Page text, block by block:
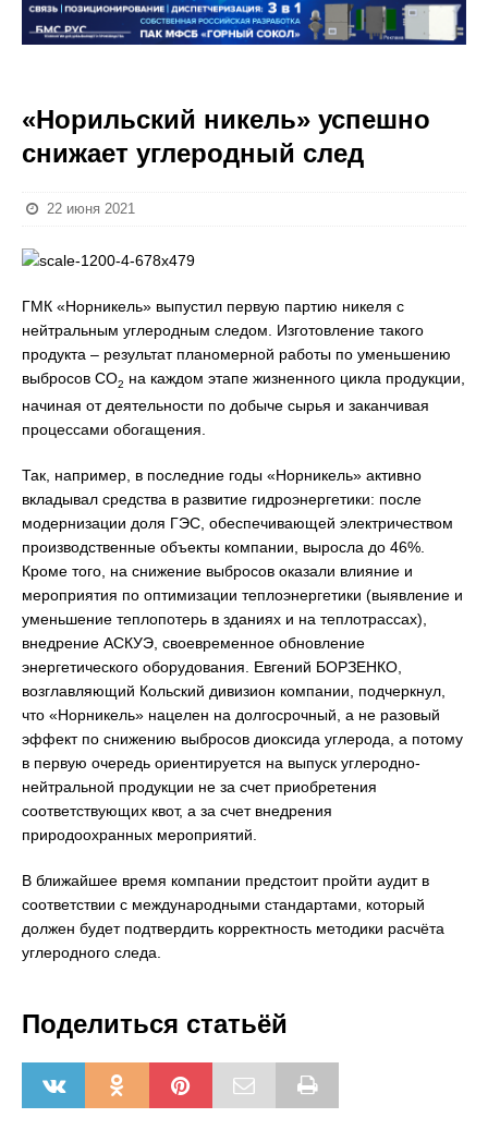
«Норильский никель» успешно
снижает углеродный след
22 июня 2021
ГМК «Норникель» выпустил первую партию никеля с
нейтральным углеродным следом. Изготовление такого
продукта – результат планомерной работы по уменьшению
выбросов CO2 на каждом этапе жизненного цикла продукции,
начиная от деятельности по добыче сырья и заканчивая
процессами обогащения.
Так, например, в последние годы «Норникель» активно
вкладывал средства в развитие гидроэнергетики: после
модернизации доля ГЭС, обеспечивающей электричеством
производственные объекты компании, выросла до 46%.
Кроме того, на снижение выбросов оказали влияние и
мероприятия по оптимизации теплоэнергетики (выявление и
уменьшение теплопотерь в зданиях и на теплотрассах),
внедрение АСКУЭ, своевременное обновление
энергетического оборудования. Евгений БОРЗЕНКО,
возглавляющий Кольский дивизион компании, подчеркнул,
что «Норникель» нацелен на долгосрочный, а не разовый
эффект по снижению выбросов диоксида углерода, а потому
в первую очередь ориентируется на выпуск углеродно-
нейтральной продукции не за счет приобретения
соответствующих квот, а за счет внедрения
природоохранных мероприятий.
В ближайшее время компании предстоит пройти аудит в
соответствии с международными стандартами, который
должен будет подтвердить корректность методики расчёта
углеродного следа.
Поделиться статьёй